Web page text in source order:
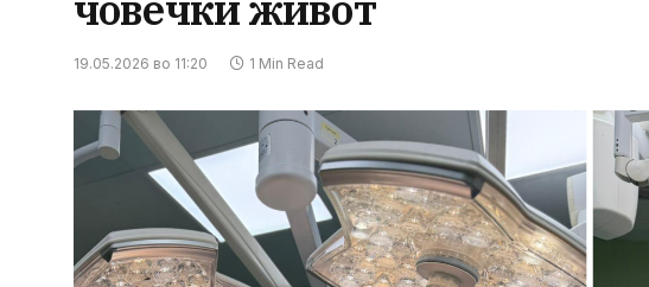
19.05.2026 во 11:20 1 Min Read